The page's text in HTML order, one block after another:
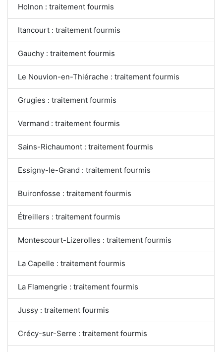
Holnon : traitement fourmis
Itancourt : traitement fourmis
Gauchy : traitement fourmis
Le Nouvion-en-Thiérache : traitement fourmis
Grugies : traitement fourmis
Vermand : traitement fourmis
Sains-Richaumont : traitement fourmis
Essigny-le-Grand : traitement fourmis
Buironfosse : traitement fourmis
Étreillers : traitement fourmis
Montescourt-Lizerolles : traitement fourmis
La Capelle : traitement fourmis
La Flamengrie : traitement fourmis
Jussy : traitement fourmis
Crécy-sur-Serre : traitement fourmis